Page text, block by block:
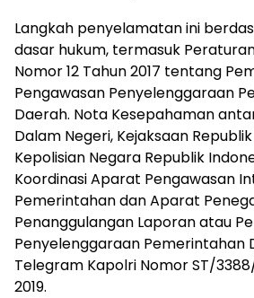
Langkah penyelamatan ini
dasar hukum, termasuk
Nomor 12 Tahun 2017 tentang
Pengawasan Penyelenggaraan
Daerah. Nota Kesepahaman
Dalam Negeri, Kejaksaan
Kepolisian Negara Republik
Koordinasi Aparat Pengawasan
Pemerintahan dan Aparat
Penanggulangan Laporan atau
Penyelenggaraan Pemerintahan
Telegram Kapolri Nomor ST/
2019.